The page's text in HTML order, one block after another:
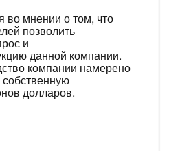
во мнении о том, что
позволить
и
данной компании.
компании намерено
собственную
долларов.